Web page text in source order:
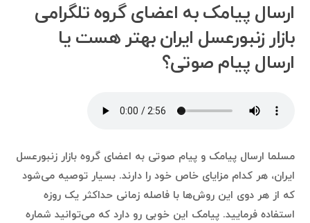
ارسال پیامک به اعضای گروه تلگرامی
بازار زنبورعسل ایران بهتر هست یا
ارسال پیام صوتی؟
مسلما ارسال پیامک و پیام صوتی به اعضای گروه بازار زنبورعسل
ایران، هر کدام مزایای خاص خود را دارند. بسیار توصیه می‌شود
که از هر دوی این روش‌ها با فاصله زمانی حداکثر یک روزه
استفاده فرمایید. پیامک این خوبی رو دارد که می‌توانید شماره